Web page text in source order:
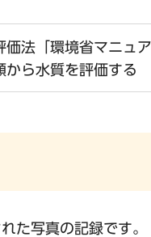
価法「環境省マニュ
から水質を評価する
た写真の記録です。